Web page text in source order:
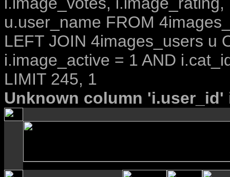
u.user_name FROM
LEFT JOIN 4images_users u
i.image_active = 1 AND
LIMIT 245, 1
Unknown column